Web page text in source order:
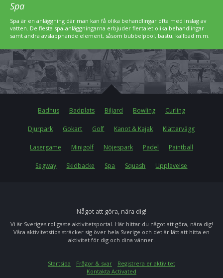
Spa
Spa är en anläggning där man kan få olika behandlingar ofta med inslag av
vatten. De flesta spa-anläggningarna erbjuder flertalet olika behandlingar
samt andra avslappnande element, såsom bubbelpool, bastu, kallbad m.m.
Badhus Badplats Biljard Bowling Curling
Djurpark Gokart Golf Kanot & Kajak Klättervägg
Lasergame Minigolf Nöjespark Padel Paintball
Segway Skidbacke Spa Squash Upplevelse
Något att göra, nära dig!
Vi är Sveriges roligaste aktivitetsportal. Här hittar du något att göra, nära dig!
Våra aktivitetstips sträcker sig över hela Sverige och det är lätt att hitta en
aktivitet för dig och dina vänner.
Startsida Frågor & svar
Registrera er aktivitet
Kontakta Activated